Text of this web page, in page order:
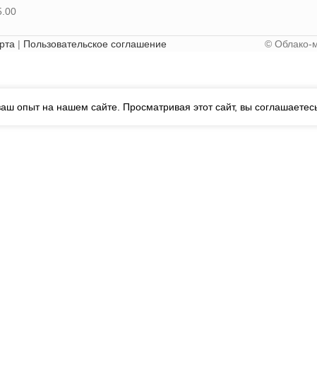
| Пользовательское соглашение © Облако-
опыт на нашем сайте. Просматривая этот сайт, вы